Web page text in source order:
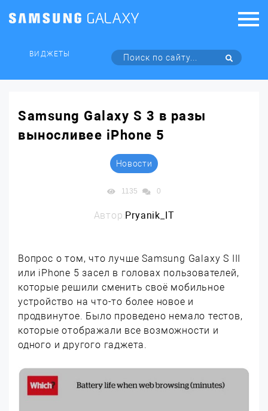
ВИДЖЕТЫ
Samsung Galaxy S 3 в разы
выносливее iPhone 5
Новости
1135 0
Автор:Pryanik_IT
Вопрос о том, что лучше Samsung Galaxy S III
или iPhone 5 засел в головах пользователей,
которые решили сменить своё мобильное
устройство на что-то более новое и
продвинутое. Было проведено немало тестов,
которые отображали все возможности и
одного и другого гаджета.